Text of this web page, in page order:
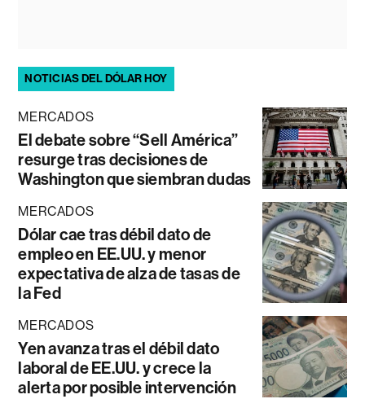
NOTICIAS DEL DÓLAR HOY
MERCADOS
El debate sobre “Sell América”
resurge tras decisiones de
Washington que siembran dudas
MERCADOS
Dólar cae tras débil dato de
empleo en EE.UU. y menor
expectativa de alza de tasas de
la Fed
MERCADOS
Yen avanza tras el débil dato
laboral de EE.UU. y crece la
alerta por posible intervención